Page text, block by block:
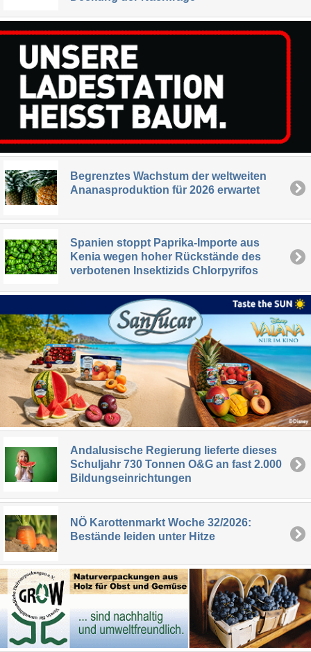
Begrenztes Wachstum der weltweiten
Ananasproduktion für 2026 erwartet
Spanien stoppt Paprika-Importe aus
Kenia wegen hoher Rückstände des
verbotenen Insektizids Chlorpyrifos
Andalusische Regierung lieferte dieses
Schuljahr 730 Tonnen O&G an fast 2.000
Bildungseinrichtungen
NÖ Karottenmarkt Woche 32/2026:
Bestände leiden unter Hitze